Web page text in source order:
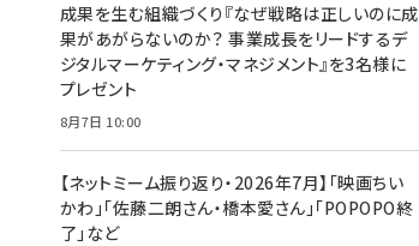
meo (1277)
llmo (1166)
成果を生む組織づくり『なぜ戦略は正しいのに成
果があがらないのか？ 事業成長をリードするデ
ジタルマーケティング・マネジメント』を3名様に
プレゼント
8月7日 10:00
【ネットミーム振り返り・2026年7月】「映画ちい
かわ」「佐藤二朗さん・橋本愛さん」「POPOPO終
了」など